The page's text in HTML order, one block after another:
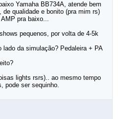
Yamaha BB734A, atende bem
qualidade e bonito (pra mim rs)
pra baixo...
pequenos, por volta de 4-5k
lado da simulação? Pedaleira + PA
lights rsrs).. ao mesmo tempo
pode ser sequinho.